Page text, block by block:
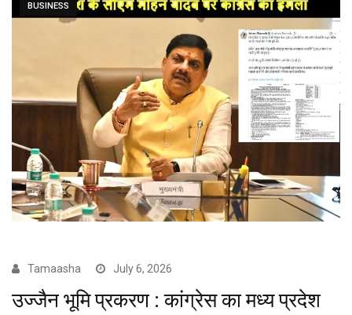
BUSINESS
Tamaasha July 6, 2026
उज्जैन भूमि प्रकरण : कांग्रेस का मध्य प्रदेश